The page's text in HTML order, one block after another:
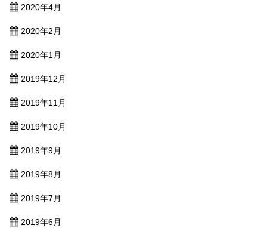
2020年4月
2020年2月
2020年1月
2019年12月
2019年11月
2019年10月
2019年9月
2019年8月
2019年7月
2019年6月